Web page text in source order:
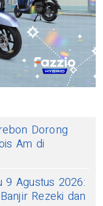
Dorong
Am di
9 Agustus 2026:
Rezeki dan